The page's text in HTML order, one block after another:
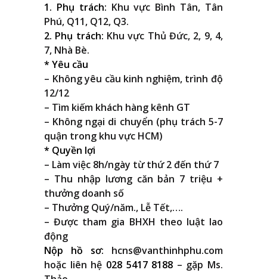
1. Phụ trách: Khu vực Bình Tân, Tân
Phú, Q11, Q12, Q3.
2. Phụ trách: Khu vực Thủ Đức, 2, 9, 4,
7, Nhà Bè.
* Yêu cầu
– Không yêu cầu kinh nghiệm, trình độ
12/12
– Tìm kiếm khách hàng kênh GT
– Không ngại di chuyển (phụ trách 5-7
quận trong khu vực HCM)
* Quyền lợi
– Làm việc 8h/ngày từ thứ 2 đến thứ 7
– Thu nhập lương căn bản 7 triệu +
thưởng doanh số
– Thưởng Quý/năm., Lễ Tết,….
– Được tham gia BHXH theo luật lao
động
Nộp hồ sơ: hcns@vanthinhphu.com
hoặc liên hệ 028 5417 8188 – gặp Ms.